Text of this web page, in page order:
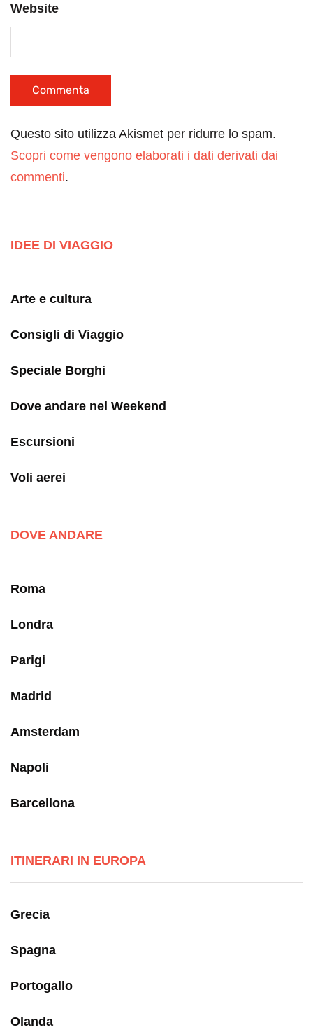
Website
Questo sito utilizza Akismet per ridurre lo spam.
Scopri come vengono elaborati i dati derivati dai
commenti.
IDEE DI VIAGGIO
Arte e cultura
Consigli di Viaggio
Speciale Borghi
Dove andare nel Weekend
Escursioni
Voli aerei
DOVE ANDARE
Roma
Londra
Parigi
Madrid
Amsterdam
Napoli
Barcellona
ITINERARI IN EUROPA
Grecia
Spagna
Portogallo
Olanda